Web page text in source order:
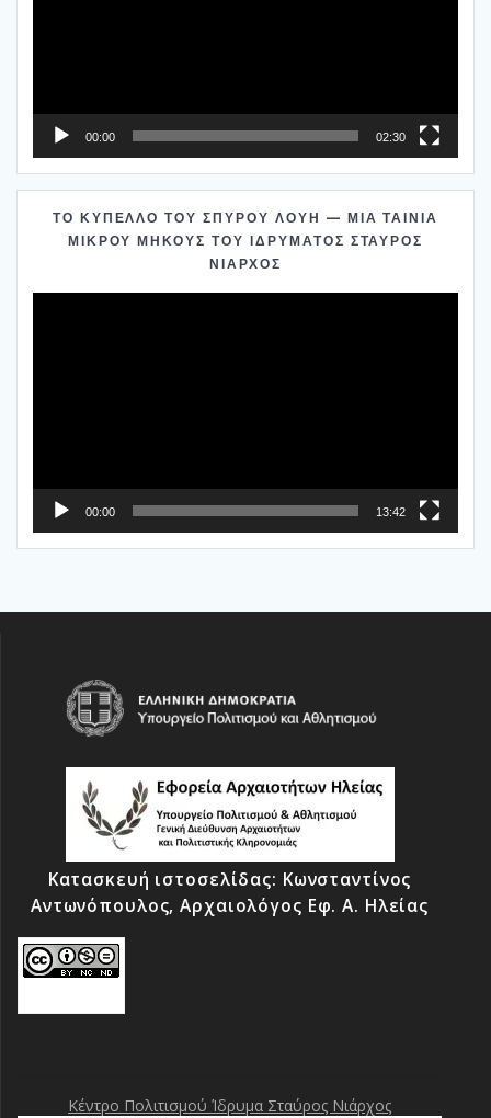
00:00 02:30
ΤΟ ΚΎΠΕΛΛΟ ΤΟΥ ΣΠΎΡΟΥ ΛΟΎΗ — ΜΊΑ ΤΑΙΝΊΑ
ΜΙΚΡΟΎ ΜΉΚΟΥΣ ΤΟΥ ΙΔΡΎΜΑΤΟΣ ΣΤΑΎΡΟΣ
ΝΙΆΡΧΟΣ
00:00 13:42
Κατασκευή ιστοσελίδας: Κωνσταντίνος
Αντωνόπουλος, Αρχαιολόγος Εφ. Α. Ηλείας
Κέντρο Πολιτισμού Ίδρυμα Σταύρος Νιάρχος